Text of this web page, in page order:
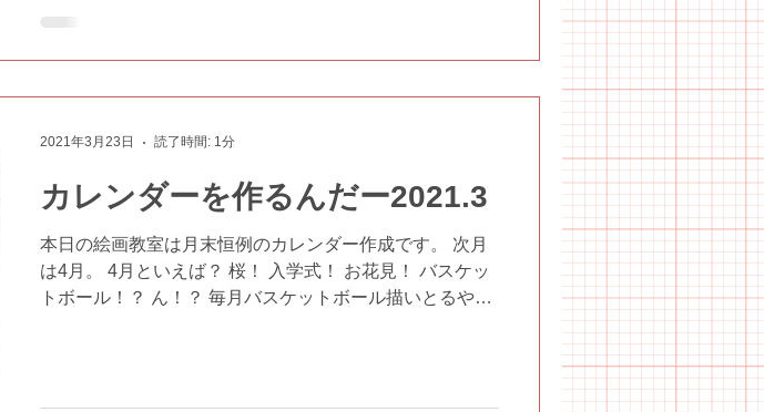
カレンダーを作るんだー2021.3
本日の絵画教室は月末恒例のカレンダー作成です。 次月
は4月。 4月といえば？ 桜！ 入学式！ お花見！ バスケッ
トボール！？ ん！？ 毎月バスケットボール描いとるやつ
2021年3月23日 読了時間: 1分